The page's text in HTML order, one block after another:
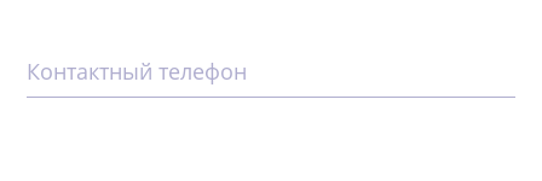
Контактный телефон